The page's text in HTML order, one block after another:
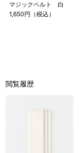
マジックベルト 白
1,650円（税込）
閲覧履歴